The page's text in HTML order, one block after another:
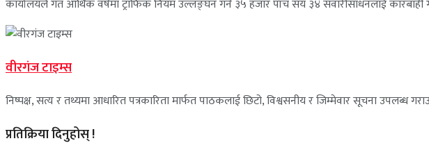
कार्यालयले गत आर्थिक वर्षमा ट्राफिक नियम उल्लङ्घन गर्ने ३५ हजार पाँच सय ३४ सवारीसाधनलाई
वीरगंज टाइम्स
निष्पक्ष, सत्य र तथ्यमा आधारित पत्रकारिता मार्फत पाठकलाई छिटो, विश्वसनीय र जिम्मेवार सूचना उपलब्ध
प्रतिक्रिया दिनुहोस् !